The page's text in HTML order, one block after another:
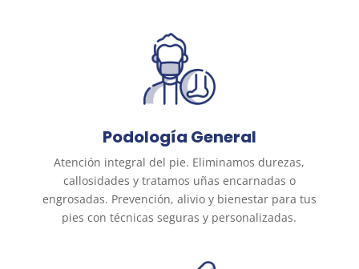
Podología General
Atención integral del pie. Eliminamos durezas,
callosidades y tratamos uñas encarnadas o
engrosadas. Prevención, alivio y bienestar para tus
pies con técnicas seguras y personalizadas.